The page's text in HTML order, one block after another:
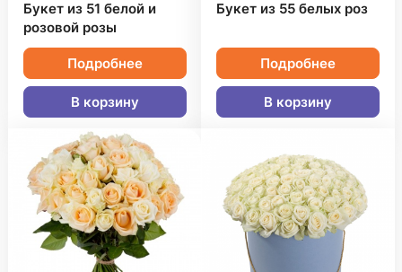
Букет из 51 белой и
розовой розы
Подробнее
В корзину
Букет из 55 белых роз
Подробнее
В корзину